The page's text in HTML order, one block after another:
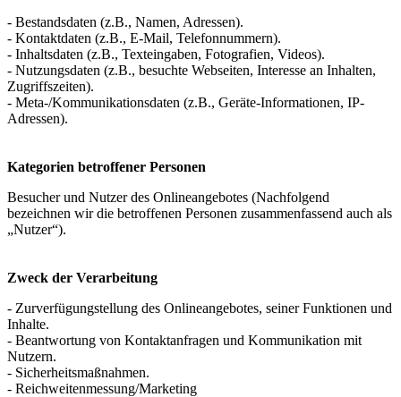
- Bestandsdaten (z.B., Namen, Adressen).
- Kontaktdaten (z.B., E-Mail, Telefonnummern).
- Inhaltsdaten (z.B., Texteingaben, Fotografien, Videos).
- Nutzungsdaten (z.B., besuchte Webseiten, Interesse an Inhalten,
Zugriffszeiten).
- Meta-/Kommunikationsdaten (z.B., Geräte-Informationen, IP-
Adressen).
Kategorien betroffener Personen
Besucher und Nutzer des Onlineangebotes (Nachfolgend
bezeichnen wir die betroffenen Personen zusammenfassend auch als
„Nutzer“).
Zweck der Verarbeitung
- Zurverfügungstellung des Onlineangebotes, seiner Funktionen und
Inhalte.
- Beantwortung von Kontaktanfragen und Kommunikation mit
Nutzern.
- Sicherheitsmaßnahmen.
- Reichweitenmessung/Marketing